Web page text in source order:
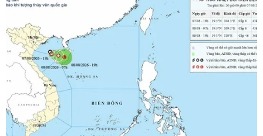
TIN LIÊN QUAN